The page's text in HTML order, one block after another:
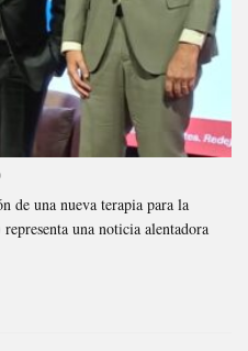
de una nueva terapia para la
una noticia alentadora